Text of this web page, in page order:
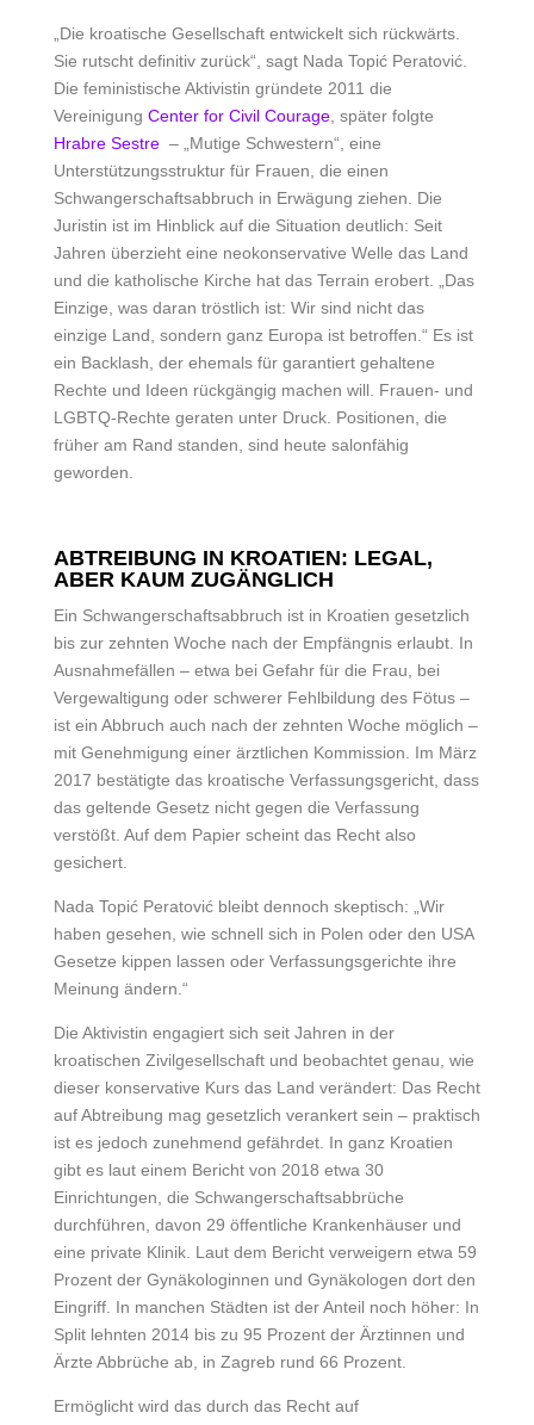
„Die kroatische Gesellschaft entwickelt sich rückwärts.
Sie rutscht definitiv zurück“, sagt Nada Topić Peratović.
Die feministische Aktivistin gründete 2011 die
Vereinigung Center for Civil Courage, später folgte
Hrabre Sestre– „Mutige Schwestern“, eine
Unterstützungsstruktur für Frauen, die einen
Schwangerschaftsabbruch in Erwägung ziehen. Die
Juristin ist im Hinblick auf die Situation deutlich: Seit
Jahren überzieht eine neokonservative Welle das Land
und die katholische Kirche hat das Terrain erobert. „Das
Einzige, was daran tröstlich ist: Wir sind nicht das
einzige Land, sondern ganz Europa ist betroffen.“ Es ist
ein Backlash, der ehemals für garantiert gehaltene
Rechte und Ideen rückgängig machen will. Frauen- und
LGBTQ-Rechte geraten unter Druck. Positionen, die
früher am Rand standen, sind heute salonfähig
geworden.
ABTREIBUNG IN KROATIEN: LEGAL,
ABER KAUM ZUGÄNGLICH
Ein Schwangerschaftsabbruch ist in Kroatien gesetzlich
bis zur zehnten Woche nach der Empfängnis erlaubt. In
Ausnahmefällen – etwa bei Gefahr für die Frau, bei
Vergewaltigung oder schwerer Fehlbildung des Fötus –
ist ein Abbruch auch nach der zehnten Woche möglich –
mit Genehmigung einer ärztlichen Kommission. Im März
2017 bestätigte das kroatische Verfassungsgericht, dass
das geltende Gesetz nicht gegen die Verfassung
verstößt. Auf dem Papier scheint das Recht also
gesichert.
Nada Topić Peratović bleibt dennoch skeptisch: „Wir
haben gesehen, wie schnell sich in Polen oder den USA
Gesetze kippen lassen oder Verfassungsgerichte ihre
Meinung ändern.“
Die Aktivistin engagiert sich seit Jahren in der
kroatischen Zivilgesellschaft und beobachtet genau, wie
dieser konservative Kurs das Land verändert: Das Recht
auf Abtreibung mag gesetzlich verankert sein – praktisch
ist es jedoch zunehmend gefährdet. In ganz Kroatien
gibt es laut einem Bericht von 2018 etwa 30
Einrichtungen, die Schwangerschaftsabbrüche
durchführen, davon 29 öffentliche Krankenhäuser und
eine private Klinik. Laut dem Bericht verweigern etwa 59
Prozent der Gynäkologinnen und Gynäkologen dort den
Eingriff. In manchen Städten ist der Anteil noch höher: In
Split lehnten 2014 bis zu 95 Prozent der Ärztinnen und
Ärzte Abbrüche ab, in Zagreb rund 66 Prozent.
Ermöglicht wird das durch das Recht auf